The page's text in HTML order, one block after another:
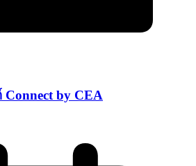
Connect by CEA